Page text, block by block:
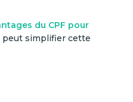
du CPF pour
peut simplifier cette